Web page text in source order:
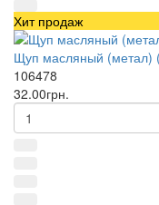
Хит продаж
Щуп масляный (метал)
106478
32.00грн.